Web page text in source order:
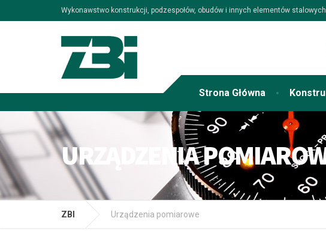
Wykonawstwo konstrukcji, podzespołów, obudów i innych elementów
Strona Główna
URZĄDZENIA
ZBI Urządzenia pomiarowe